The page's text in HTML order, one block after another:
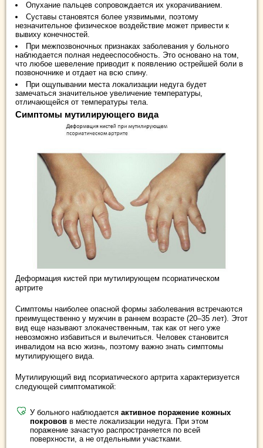
Опухание пальцев сопровождается их укорачиванием.
Суставы становятся более уязвимыми, поэтому
незначительное физическое воздействие может привести к
вывиху конечностей.
При межпозвоночных признаках заболевания у больного
наблюдается полная недееспособность. Это основано на том,
что любое шевеление приводит к появлению острейшей боли в
позвоночнике и отдает на всю спину.
При ощупывании места локализации недуга будет
замечаться значительное увеличение температуры,
отличающейся от температуры тела.
Симптомы мутилирующего вида
Деформация кистей при мутилирующем псориатическом
артрите
Симптомы наиболее опасной формы заболевания встречаются
преимущественно у мужчин в раннем возрасте (20–35 лет). Этот
вид еще называют злокачественным, так как от него уже
невозможно избавиться и вылечиться. Человек становится
инвалидом на всю жизнь, поэтому важно знать симптомы
мутилирующего вида.
Мутилирующий вид псориатического артрита характеризуется
следующей симптоматикой:
У больного наблюдается активное поражение кожных
покровов в месте локализации недуга. При этом
поражение зачастую распространяется по всей
поверхности, а не отдельными участками.